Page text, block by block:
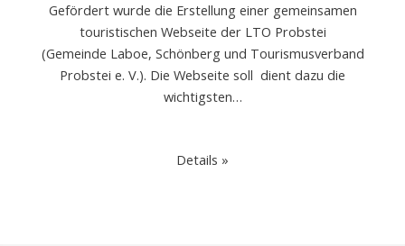
Gefördert wurde die Erstellung einer gemeinsamen
touristischen Webseite der LTO Probstei
(Gemeinde Laboe, Schönberg und Tourismusverband
Probstei e. V.). Die Webseite soll dient dazu die
wichtigsten…
Details »